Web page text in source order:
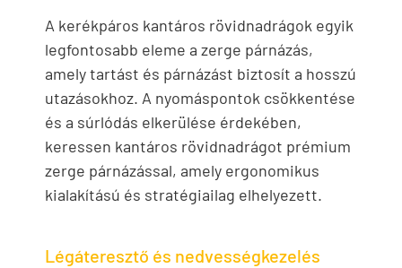
A kerékpáros kantáros rövidnadrágok egyik
legfontosabb eleme a zerge párnázás,
amely tartást és párnázást biztosít a hosszú
utazásokhoz. A nyomáspontok csökkentése
és a súrlódás elkerülése érdekében,
keressen kantáros rövidnadrágot prémium
zerge párnázással, amely ergonomikus
kialakítású és stratégiailag elhelyezett.
Légáteresztő és nedvességkezelés